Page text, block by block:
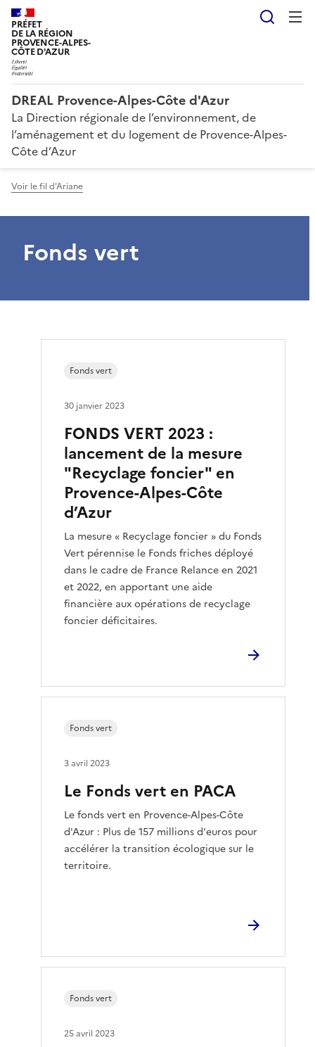
PRÉFET
DE LA RÉGION
PROVENCE-ALPES-
CÔTE D'AZUR
DREAL Provence-Alpes-Côte d'Azur
La Direction régionale de l’environnement, de
l’aménagement et du logement de Provence-Alpes-
Côte d’Azur
Voir le fil d'Ariane
Fonds vert
FONDS VERT 2023 :
lancement de la mesure
"Recyclage foncier" en
Provence-Alpes-Côte
d’Azur
La mesure « Recyclage foncier » du Fonds
Vert pérennise le Fonds friches déployé
dans le cadre de France Relance en 2021
et 2022, en apportant une aide
financière aux opérations de recyclage
foncier déficitaires.
Fonds vert
30 janvier 2023
Le Fonds vert en PACA
Le fonds vert en Provence-Alpes-Côte
d'Azur : Plus de 157 millions d'euros pour
accélérer la transition écologique sur le
territoire.
Fonds vert
3 avril 2023
Fonds vert
25 avril 2023